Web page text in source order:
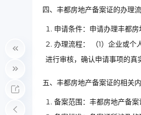
四、丰都房地产备案证的办理
申请条件：申请办理丰都
办理流程： （1）企业或个
进行审核，确认申请事项的真
五、丰都房地产备案证的相关
备案范围：丰都房地产备